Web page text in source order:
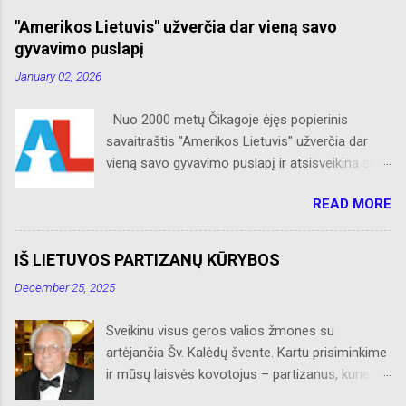
"Amerikos Lietuvis" užverčia dar vieną savo
gyvavimo puslapį
January 02, 2026
Nuo 2000 metų Čikagoje ėjęs popierinis
savaitraštis "Amerikos Lietuvis" užverčia dar
vieną savo gyvavimo puslapį ir atsisveikina su
skelbtų AL naujienų apie Amerikos lietuvių
veiklą, Albino Hofmano apžvalgų, trumpų žinių
apie Čikagą bei jos priemiesčius. Dėkojame
savo seniems ir neseniai prie AL
prisijungusiems skaitytojams. Ačiū už palaikymą
READ MORE
IŠ LIETUVOS PARTIZANŲ KŪRYBOS
December 25, 2025
Sveikinu visus geros valios žmones su
artėjančia Šv. Kalėdų švente. Kartu prisiminkime
ir mūsų laisvės kovotojus – partizanus, kurie